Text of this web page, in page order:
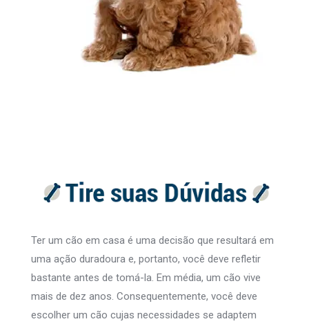
Ter um cão em casa é uma decisão que resultará em
uma ação duradoura e, portanto, você deve refletir
bastante antes de tomá-la. Em média, um cão vive
mais de dez anos. Consequentemente, você deve
escolher um cão cujas necessidades se adaptem